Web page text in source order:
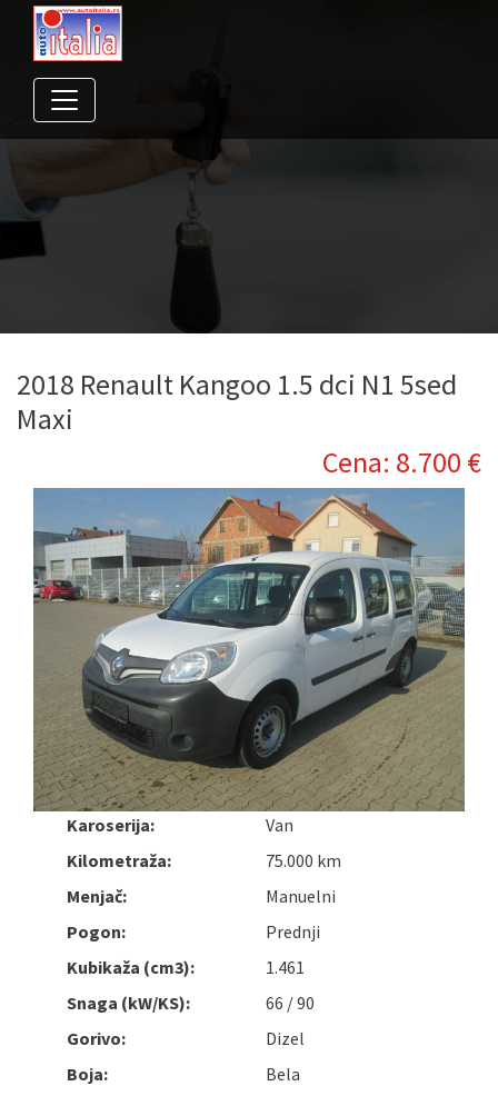
2018 Renault Kangoo 1.5 dci N1 5sed
Maxi
Cena: 8.700 €
Karoserija:
Van
Kilometraža:
75.000 km
Menjač:
Manuelni
Pogon:
Prednji
Kubikaža (cm3):
1.461
Snaga (kW/KS):
66 / 90
Gorivo:
Dizel
Boja:
Bela